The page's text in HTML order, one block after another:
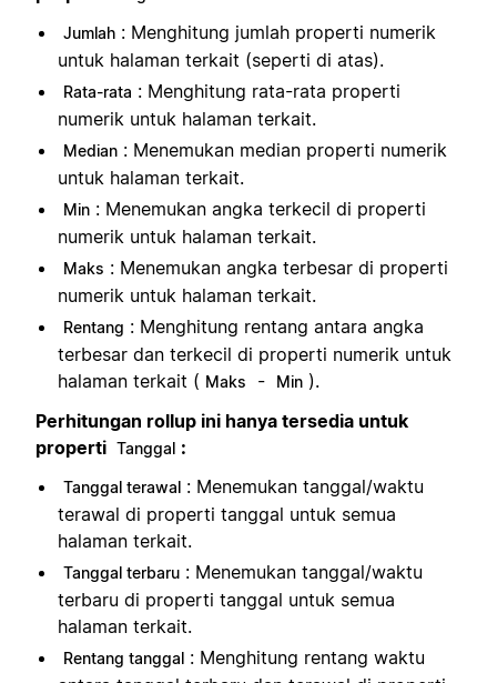
Jumlah : Menghitung jumlah properti numerik
untuk halaman terkait (seperti di atas).
Rata-rata : Menghitung rata-rata properti
numerik untuk halaman terkait.
Median : Menemukan median properti numerik
untuk halaman terkait.
Min : Menemukan angka terkecil di properti
numerik untuk halaman terkait.
Maks : Menemukan angka terbesar di properti
numerik untuk halaman terkait.
Rentang : Menghitung rentang antara angka
terbesar dan terkecil di properti numerik untuk
halaman terkait ( Maks - Min ).
Perhitungan rollup ini hanya tersedia untuk
properti Tanggal :
Tanggal terawal : Menemukan tanggal/waktu
terawal di properti tanggal untuk semua
halaman terkait.
Tanggal terbaru : Menemukan tanggal/waktu
terbaru di properti tanggal untuk semua
halaman terkait.
Rentang tanggal : Menghitung rentang waktu